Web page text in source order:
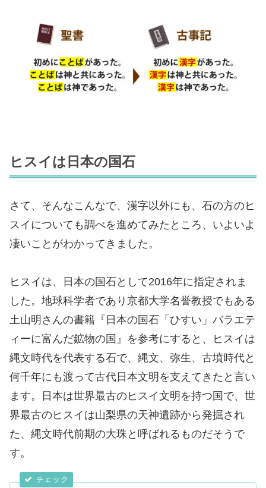
ヒスイは日本の国石
さて、そんなこんなで、漢字以外にも、石の方のヒ
スイについても調べを進めてみたところ、いよいよ
凄いことがわかってきました。
ヒスイは、日本の国石として2016年に指定されま
した。地球科学者であり京都大学名誉教授でもある
土山明さんの書籍『日本の国石「ひすい」バラエテ
ィーに富んだ鉱物の国』を参考にすると、ヒスイは
縄文時代を代表する石で、縄文、弥生、古墳時代と
何千年にも渡って古代日本文明を支えてきたと言い
ます。日本は世界最古のヒスイ文明を持つ国で、世
界最古のヒスイは山梨県の天神遺跡から発掘され
た、縄文時代前期の大珠と呼ばれるものだそうで
す。